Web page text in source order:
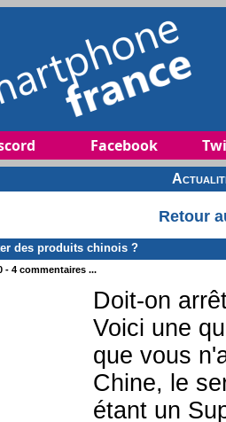
Facebook
Retour
des produits chinois ?
- 4 commentaires ...
Doit-on
Voici une
que vous
Chine, le
étant un